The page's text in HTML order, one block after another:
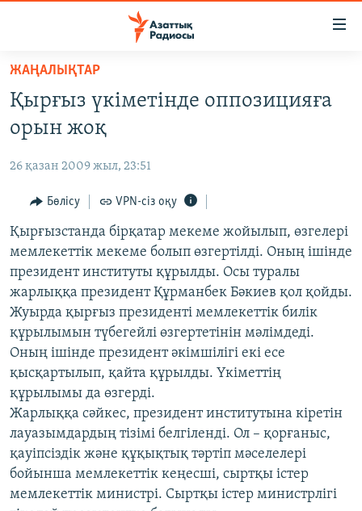
Skip
main
content
Skip
to
Navigation
Skip
to
Search
САЯСАТ
AZATTYQTV
ҚАҢТАР ОҚИҒАСЫ
АДАМ ҚҰҚЫҚТАРЫ
ӘЛЕУМЕТ
ӘЛЕМ
АРНАЙЫ ЖОБАЛАР
Русский
ЖАЗЫЛЫҢЫЗ
Басқа тілдерде
ЖАҢАЛЫҚТАР
Қырғыз үкіметінде оппозицияға
орын жоқ
26 қазан 2009 жыл, 23:51
Бөлісу VPN-сіз оқу
Қырғызстанда бірқатар мекеме жойылып, өзгелері
мемлекеттік мекеме болып өзгертілді. Оның ішінде
президент институты құрылды. Осы туралы
жарлыққа президент Құрманбек Бәкиев қол қойды.
Жуырда қырғыз президенті мемлекеттік билік
құрылымын түбегейлі өзгертетінін мәлімдеді.
Оның ішінде президент әкімшілігі екі есе
қысқартылып, қайта құрылды. Үкіметтің
құрылымы да өзгерді.
Жарлыққа сәйкес, президент институтына кіретін
лауазымдардың тізімі белгіленді. Ол – қорғаныс,
қауіпсіздік және құқықтық тәртіп мәселелері
бойынша мемлекеттік кеңесші, сыртқы істер
мемлекеттік министрі. Сыртқы істер министрлігі